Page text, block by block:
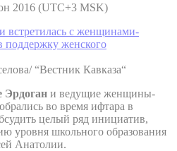
2016 (UTC+3 MSK)
“Вестник Кавказа“
Эрдоган и ведущие женщины-
во время ифтара в
целый ряд инициатив,
уровня школьного образования
Анатолии.